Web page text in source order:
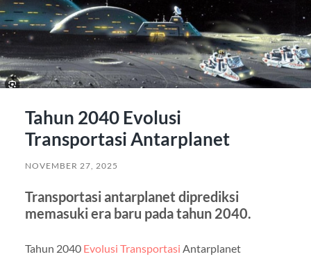
Tahun 2040 Evolusi
Transportasi Antarplanet
NOVEMBER 27, 2025
Transportasi antarplanet diprediksi
memasuki era baru pada tahun 2040.
Tahun 2040 Evolusi Transportasi Antarplanet